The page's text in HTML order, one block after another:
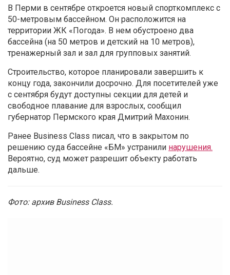
В Перми в сентябре откроется новый спорткомплекс с
50-метровым бассейном. Он расположится на
территории ЖК «Погода». В нем обустроено два
бассейна (на 50 метров и детский на 10 метров),
тренажерный зал и зал для групповых занятий.
Строительство, которое планировали завершить к
концу года, закончили досрочно. Для посетителей уже
с сентября будут доступны секции для детей и
свободное плавание для взрослых, сообщил
губернатор Пермского края Дмитрий Махонин.
Ранее Business Class писал, что в закрытом по
решению суда бассейне «БМ» устранили нарушения.
Вероятно, суд может разрешит объекту работать
дальше.
Фото: архив Business Class.